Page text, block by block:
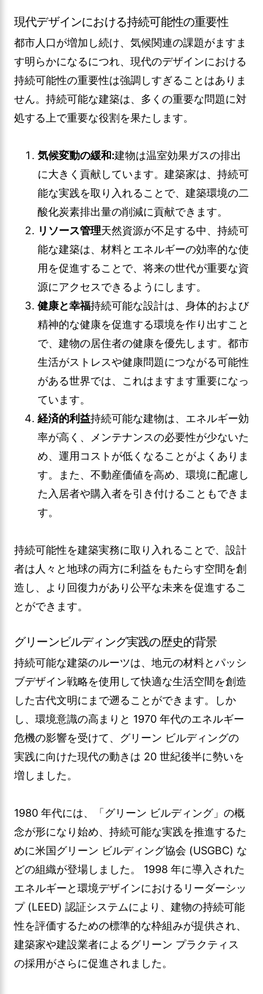
現代デザインにおける持続可能性の重要性
都市人口が増加し続け、気候関連の課題がますま
す明らかになるにつれ、現代のデザインにおける
持続可能性の重要性は強調しすぎることはありま
せん。持続可能な建築は、多くの重要な問題に対
処する上で重要な役割を果たします。
気候変動の緩和:建物は温室効果ガスの排出
に大きく貢献しています。建築家は、持続可
能な実践を取り入れることで、建築環境の二
酸化炭素排出量の削減に貢献できます。
リソース管理天然資源が不足する中、持続可
能な建築は、材料とエネルギーの効率的な使
用を促進することで、将来の世代が重要な資
源にアクセスできるようにします。
健康と幸福持続可能な設計は、身体的および
精神的な健康を促進する環境を作り出すこと
で、建物の居住者の健康を優先します。都市
生活がストレスや健康問題につながる可能性
がある世界では、これはますます重要になっ
ています。
経済的利益持続可能な建物は、エネルギー効
率が高く、メンテナンスの必要性が少ないた
め、運用コストが低くなることがよくありま
す。また、不動産価値を高め、環境に配慮し
た入居者や購入者を引き付けることもできま
す。
持続可能性を建築実務に取り入れることで、設計
者は人々と地球の両方に利益をもたらす空間を創
造し、より回復力があり公平な未来を促進するこ
とができます。
グリーンビルディング実践の歴史的背景
持続可能な建築のルーツは、地元の材料とパッシ
ブデザイン戦略を使用して快適な生活空間を創造
した古代文明にまで遡ることができます。しか
し、環境意識の高まりと 1970 年代のエネルギー
危機の影響を受けて、グリーン ビルディングの
実践に向けた現代の動きは 20 世紀後半に勢いを
増しました。
1980 年代には、「グリーン ビルディング」の概
念が形になり始め、持続可能な実践を推進するた
めに米国グリーン ビルディング協会 (USGBC) な
どの組織が登場しました。 1998 年に導入された
エネルギーと環境デザインにおけるリーダーシッ
プ (LEED) 認証システムにより、建物の持続可能
性を評価するための標準的な枠組みが提供され、
建築家や建設業者によるグリーン プラクティス
の採用がさらに促進されました。